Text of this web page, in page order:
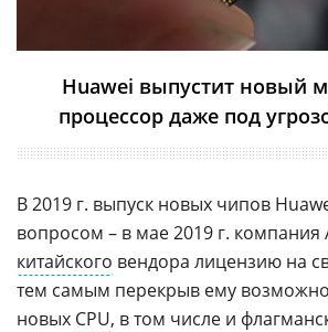
Huawei выпустит новый
процессор даже под
В 2019 г. выпуск новых чипов
вопросом – в мае 2019 г. компания
китайского вендора лицензию на
тем самым перекрыв ему
новых CPU, в том числе и